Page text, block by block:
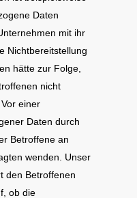
Daten
mit ihr
Nichtbereitstellung
hätte zur Folge,
nicht
einer
Daten durch
Betroffene an
wenden. Unser
den Betroffenen
ob die